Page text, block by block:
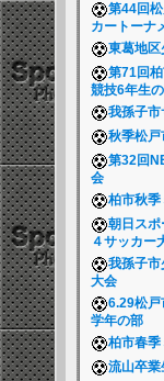
第44回
カートーナ
東葛地区
第71回
競技6年生
我孫子
秋季松戸
第32回
会
柏市秋季
朝日スポ
４サッカー
我孫子市
大会
6.29松戸
学年の部
柏市春季
流山卒業